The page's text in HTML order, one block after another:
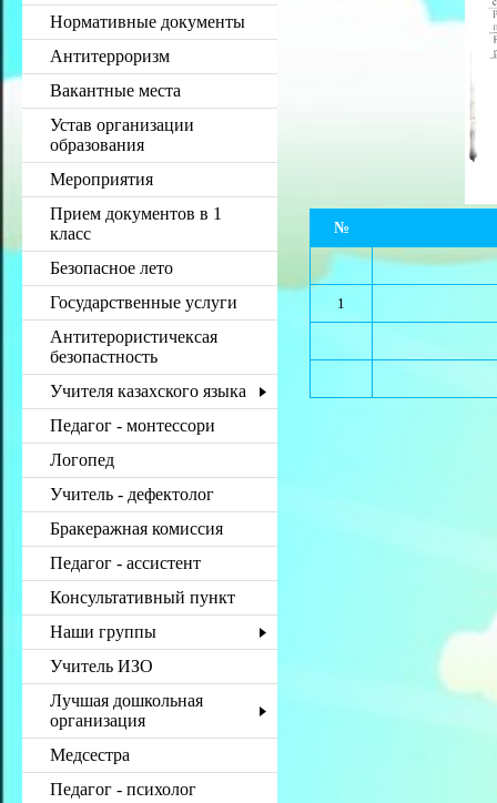
Нормативные документы
Антитерроризм
Вакантные места
Устав организации
образования
Мероприятия
Прием документов в 1
класс
Безопасное лето
Государственные услуги
Антитерористичексая
безопастность
Учителя казахского языка
Педагог - монтессори
Логопед
Учитель - дефектолог
Бракеражная комиссия
Педагог - ассистент
Консультативный пункт
Наши группы
Учитель ИЗО
Лучшая дошкольная
организация
Медсестра
Педагог - психолог
№
1